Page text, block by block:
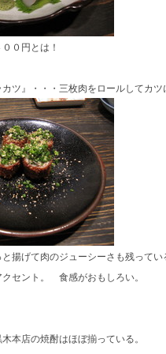
００円とは！
ツ』・・・三枚肉をロールしてカ
揚げて肉のジューシーさも残ってい
クセント。 食感がおもしろい。
本店の焼酎はほぼ揃っている。